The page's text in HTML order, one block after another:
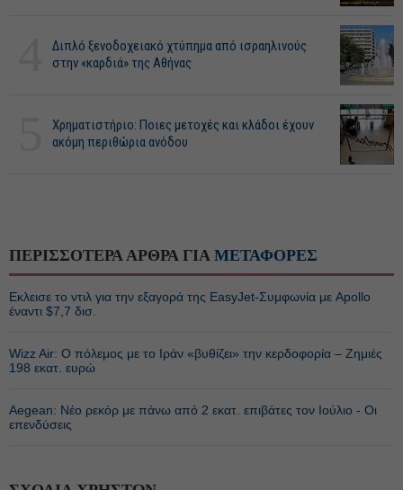
Διπλό ξενοδοχειακό χτύπημα από ισραηλινούς
στην «καρδιά» της Αθήνας
Χρηματιστήριο: Ποιες μετοχές και κλάδοι έχουν
ακόμη περιθώρια ανόδου
ΠΕΡΙΣΣΟΤΕΡΑ ΑΡΘΡΑ ΓΙΑ ΜΕΤΑΦΟΡΕΣ
Εκλεισε το ντιλ για την εξαγορά της EasyJet-Συμφωνία με Apollo
έναντι $7,7 δισ.
Wizz Air: Ο πόλεμος με το Ιράν «βυθίζει» την κερδοφορία – Ζημιές
198 εκατ. ευρώ
Aegean: Νέο ρεκόρ με πάνω από 2 εκατ. επιβάτες τον Ιούλιο - Οι
επενδύσεις